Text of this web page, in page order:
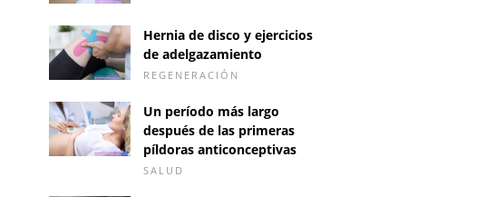
Hernia de disco y ejercicios
de adelgazamiento
REGENERACIÓN
Un período más largo
después de las primeras
píldoras anticonceptivas
SALUD